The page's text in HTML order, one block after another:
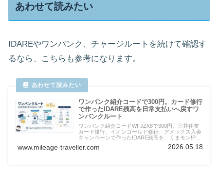
あわせて読みたい
IDAREやワンバンク、チャージルートを続けて確認す
るなら、こちらも参考になります。
ワンバンク紹介コードで300円。カード修行
で作ったIDARE残高を日常支払いへ戻すワ
ンバンクルート
ワンバンク紹介コードWFJZK8で300円。三井住友
カード修行、イオンゴールド修行、アメックス入会
キャンペーンで作ったIDARE残高を、くまモン!Pay
経由のPayPay、Suica、公共料金、保険、病院、駐
車場、ネット注文へ戻すワンバンクルートを実体験
www.mileage-traveller.com 2026.05.18